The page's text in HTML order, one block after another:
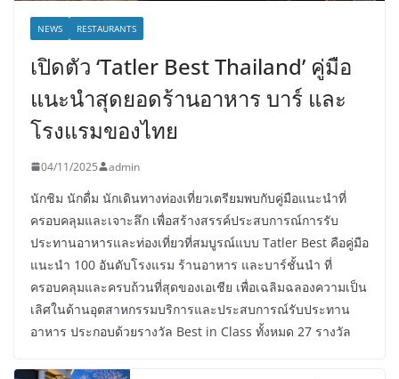
NEWS RESTAURANTS
เปิดตัว ‘Tatler Best Thailand’ คู่มือ
แนะนำสุดยอดร้านอาหาร บาร์ และ
โรงแรมของไทย
04/11/2025 admin
นักชิม นักดื่ม นักเดินทางท่องเที่ยวเตรียมพบกับคู่มือแนะนำที่
ครอบคลุมและเจาะลึก เพื่อสร้างสรรค์ประสบการณ์การรับ
ประทานอาหารและท่องเที่ยวที่สมบูรณ์แบบ Tatler Best คือคู่มือ
แนะนำ 100 อันดับโรงแรม ร้านอาหาร และบาร์ชั้นนำ ที่
ครอบคลุมและครบถ้วนที่สุดของเอเชีย เพื่อเฉลิมฉลองความเป็น
เลิศในด้านอุตสาหกรรมบริการและประสบการณ์รับประทาน
อาหาร ประกอบด้วยรางวัล Best in Class ทั้งหมด 27 รางวัล